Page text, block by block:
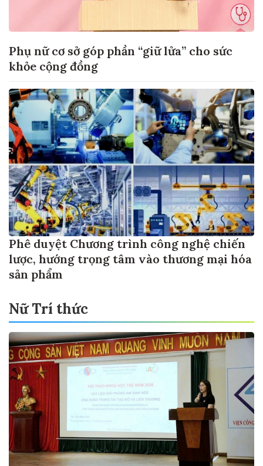
Phụ nữ cơ sở góp phần “giữ lửa” cho sức
khỏe cộng đồng
Phê duyệt Chương trình công nghệ chiến
lược, hướng trọng tâm vào thương mại hóa
sản phẩm
Nữ Trí thức